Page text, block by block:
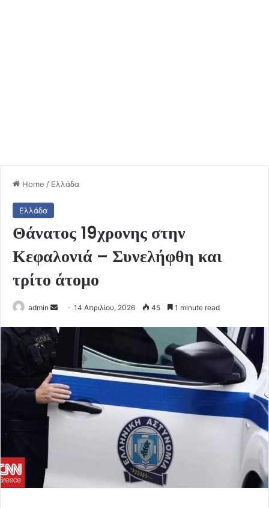
Home / Ελλάδα
Ελλάδα
Θάνατος 19χρονης στην
Κεφαλονιά – Συνελήφθη και
τρίτο άτομο
admin
Send
email
14 Απριλίου, 2026 45 1 minute read